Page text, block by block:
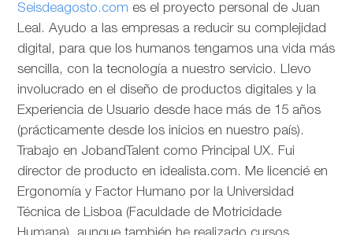
Seisdeagosto.com es el proyecto personal de Juan
Leal. Ayudo a las empresas a reducir su complejidad
digital, para que los humanos tengamos una vida más
sencilla, con la tecnología a nuestro servicio. Llevo
involucrado en el diseño de productos digitales y la
Experiencia de Usuario desde hace más de 15 años
(prácticamente desde los inicios en nuestro país).
Trabajo en JobandTalent como Principal UX. Fui
director de producto en idealista.com. Me licencié en
Ergonomía y Factor Humano por la Universidad
Técnica de Lisboa (Faculdade de Motricidade